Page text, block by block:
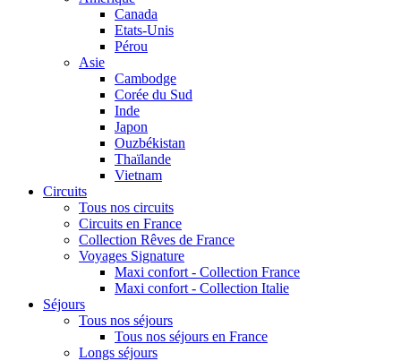
Canada
Etats-Unis
Pérou
Asie
Cambodge
Corée du Sud
Inde
Japon
Ouzbékistan
Thaïlande
Vietnam
Circuits
Tous nos circuits
Circuits en France
Collection Rêves de France
Voyages Signature
Maxi confort - Collection France
Maxi confort - Collection Italie
Séjours
Tous nos séjours
Tous nos séjours en France
Longs séjours